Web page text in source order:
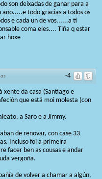
son deixadas de ganar para a
todo gracias a todos os
e cada un de vos......a ti
coma eles.... Tiña q estar
hoxe
-4
xente da casa (Santiago e
que está moi molesta (con
a Saro e a Jimmy.
de renovar, con case 33
Incluso foi a primeira
facer ben as cousas e andar
vergoña.
de volver a chamar a algún,